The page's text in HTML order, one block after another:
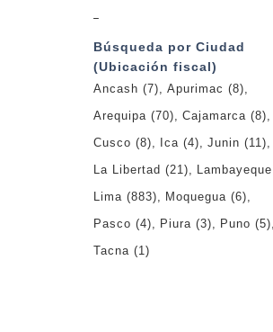
Búsqueda por Ciudad
(Ubicación fiscal)
Ancash (7) Apurimac (8)
Arequipa (70) Cajamarca (8)
Cusco (8) Ica (4) Junin (11)
La Libertad (21) Lambayeque
Lima (883) Moquegua (6)
Pasco (4) Piura (3) Puno (5)
Tacna (1)